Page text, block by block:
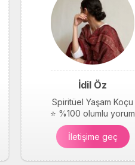
İdil Öz
Spiritüel Yaşam Koçu
⭐ %100 olumlu yorum
İletişime geç